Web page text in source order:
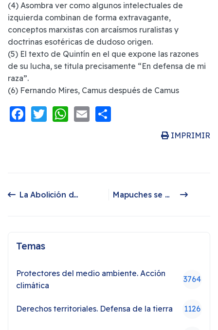
(4) Asombra ver como algunos intelectuales de
izquierda combinan de forma extravagante,
conceptos marxistas con arcaísmos ruralistas y
doctrinas esotéricas de dudoso origen.
(5) El texto de Quintín en el que expone las razones
de su lucha, se titula precisamente “En defensa de mi
raza”.
(6) Fernando Mires, Camus después de Camus
Facebook
Twitter
WhatsApp
Email
IMPRIMIR
La Abolición de las Bulas Papales y la Doctrina del Descubrimiento
Artículo siguiente: Mapuches se manifiestan en contra de montajes policiales
Mapuches se manifiestan en contra de montajes policiales
Temas
Protectores del medio ambiente. Acción
climática
3764
Derechos territoriales. Defensa de la tierra 1126